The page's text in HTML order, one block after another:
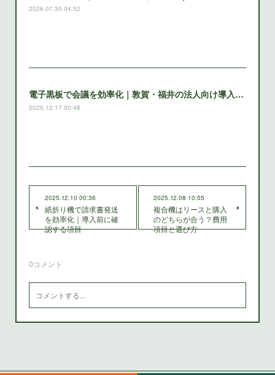
2026.07.30 04:52
電子黒板で会議を効率化｜敦賀・福井の法人向け導入ガイド
2025.12.17 00:48
2025.12.10 00:36
紙折り機で請求書発送
を効率化｜導入前に確
認する項目
2025.12.08 10:55
複合機はリースと購入
のどちらが合う？費用
項目と選び方
0コメント